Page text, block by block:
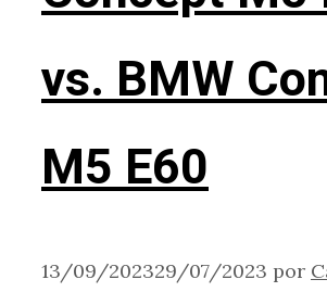
vs. BMW
M5 E60
13/09/202329/07/2023 por